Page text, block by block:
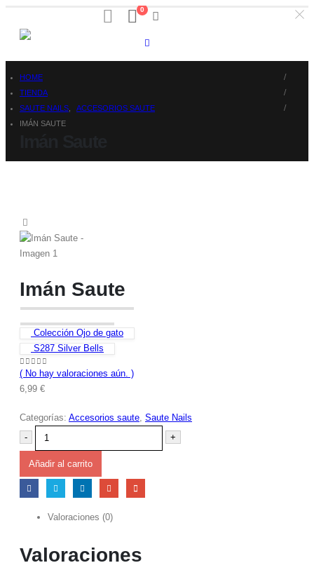
0
HOME
TIENDA
SAUTE NAILS
ACCESORIOS SAUTE
IMÁN SAUTE
Imán Saute
Colección Ojo de gato
S287 Silver Bells
0 out of 5
( No hay valoraciones aún. )
6,99 €
Categorías: Accesorios saute Saute Nails
-
+
Añadir al carrito
Valoraciones (0)
Valoraciones